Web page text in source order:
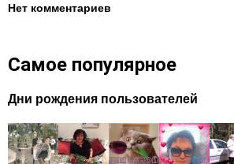
Нет комментариев
Самое популярное
Дни рождения пользователей